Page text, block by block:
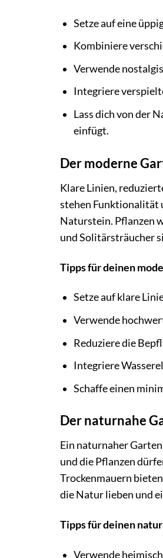
Setze auf eine
Kombiniere
Verwende
Integriere
Lass dich von der
einfügt.
Der moderne
Klare Linien,
stehen Funktionalität
Naturstein. Pflanzen
und Solitärsträucher
Tipps für deinen
Setze auf klare
Verwende
Reduziere die
Integriere
Schaffe einen
Der naturnahe
Ein naturnaher
und die Pflanzen
Trockenmauern
die Natur lieben und
Tipps für deinen
Verwende